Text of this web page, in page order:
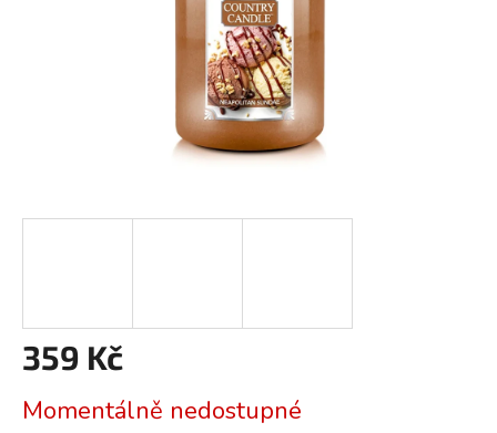
359 Kč
cena:
Momentálně nedostupné